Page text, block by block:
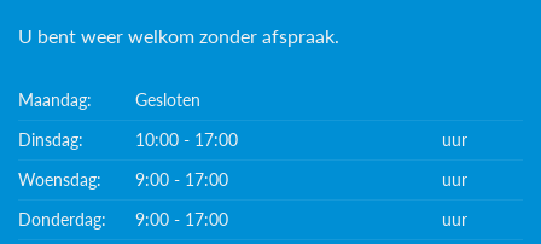
U bent weer welkom zonder afspraak.
Maandag:
Gesloten
Dinsdag:
10:00 - 17:00
uur
Woensdag:
9:00 - 17:00
uur
Donderdag:
9:00 - 17:00 uur